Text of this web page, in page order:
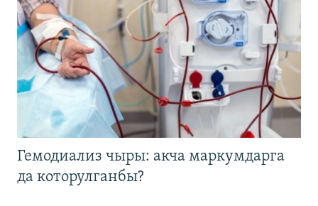
Гемодиализ чыры: акча маркумдарга
да которулганбы?